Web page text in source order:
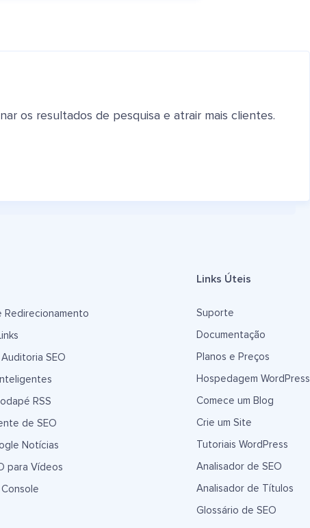
os resultados de pesquisa e atrair mais clientes.
Redirecionamento
SEO
RSS
de SEO
Notícias
para Vídeos
Links Úteis
Suporte
Documentação
Planos e Preços
Hospedagem WordPress
Comece um Blog
Crie um Site
Tutoriais WordPress
Analisador de SEO
Analisador de Títulos
Glossário de SEO